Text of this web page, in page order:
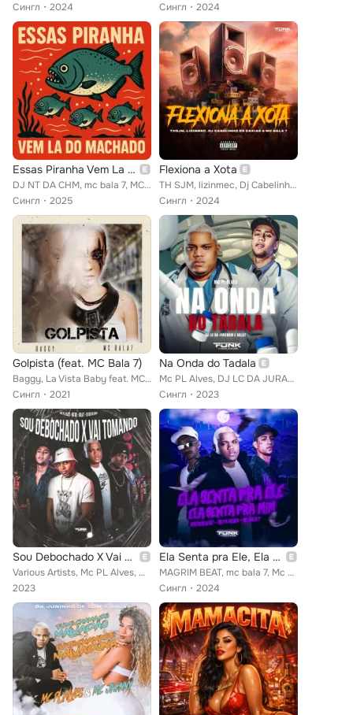
Сингл
2024
Сингл
2024
Essas Piranha Vem La do Machado
DJ NT DA CHM, mc bala 7, MC RD TDA
Сингл
2025
Flexiona a Xota
TH SJM, lizinmec, Dj Cabelinho de Caxias feat. mc bala 7
Сингл
2024
Golpista (feat. MC Bala 7)
Baggy, La Vista Baby feat. MC Bala 7
Сингл
2021
Na Onda do Tadala
Mc PL Alves, DJ LC DA JURANDIR, Mc Bala 7
Сингл
2023
Sou Debochado X Vai Tomando
Various Artists, Mc PL Alves, MC WL, DJ GB do Dick, Mc Bala 7
2023
Ela Senta pra Ele, Ela Senta pra Mim
MAGRIM BEAT, mc bala 7, Mc PL Alves
Сингл
2024